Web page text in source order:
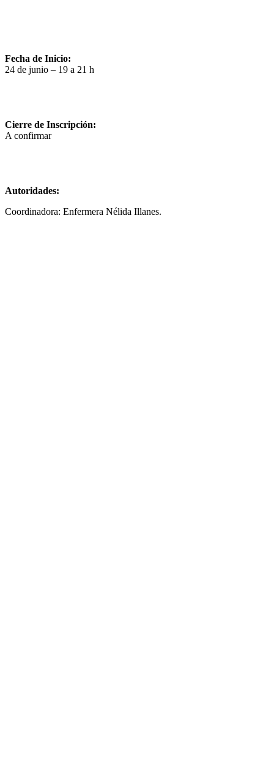
Fecha de Inicio:
24 de junio – 19 a 21 h
Cierre de Inscripción:
A confirmar
Autoridades:
Coordinadora: Enfermera Nélida Illanes.